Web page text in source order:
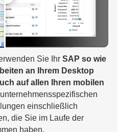
Sie Ihr SAP so wie
an Ihrem Desktop
auf allen Ihren mobilen
einschließlich
die Sie im Laufe der
haben.